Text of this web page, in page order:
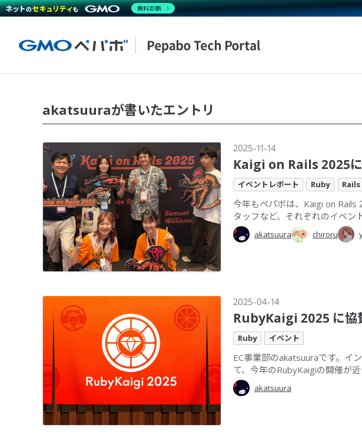
akatsuuraが書いたエントリ
2025-11-14
Kaigi on Rails 2025
イベントレポート Ruby Rails
今年もペパボは、Kaigi on Rails
タッフなど、それぞれのイベン
akatsuura chiroru
2025-04-14
RubyKaigi 2025 に協
Ruby イベント
EC事業部のakatsuuraです。イ
て、今年のRubyKaigiの開催が
akatsuura
無料診断